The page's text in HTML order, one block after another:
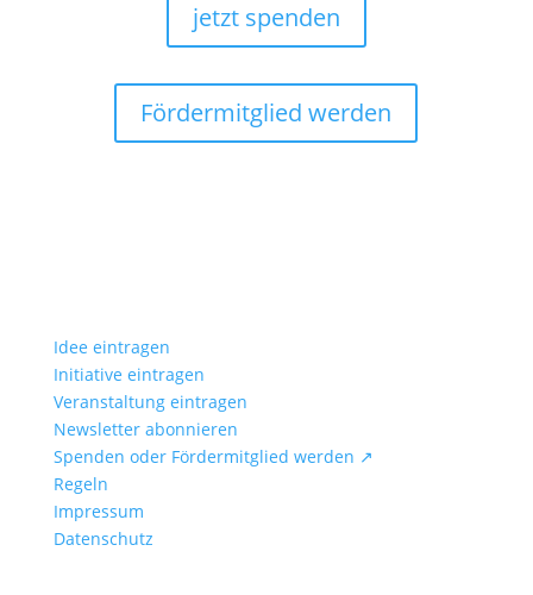
jetzt spenden
Fördermitglied werden
Idee eintragen
Initiative eintragen
Veranstaltung eintragen
Newsletter abonnieren
Spenden oder Fördermitglied werden ↗
Regeln
Impressum
Datenschutz